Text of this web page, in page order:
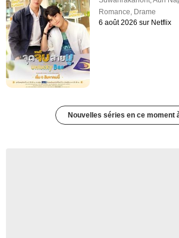
Romance, Drame
6 août 2026 sur Netflix
Nouvelles séries en ce moment